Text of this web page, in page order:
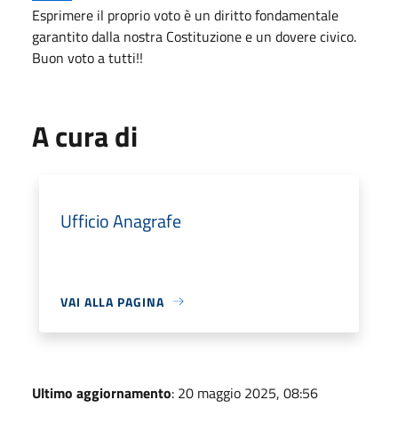
Esprimere il proprio voto è un diritto fondamentale
garantito dalla nostra Costituzione e un dovere civico.
Buon voto a tutti!!
A cura di
Ufficio Anagrafe
VAI ALLA PAGINA
Ultimo aggiornamento: 20 maggio 2025, 08:56